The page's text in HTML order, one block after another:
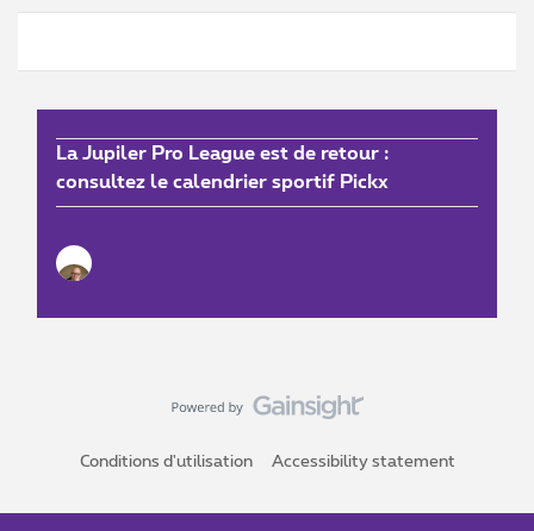
La Jupiler Pro League est de retour :
consultez le calendrier sportif Pickx
Conditions d'utilisation Accessibility statement